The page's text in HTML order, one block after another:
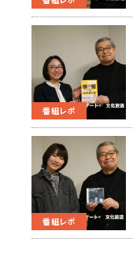
番組レポ
番組レポ